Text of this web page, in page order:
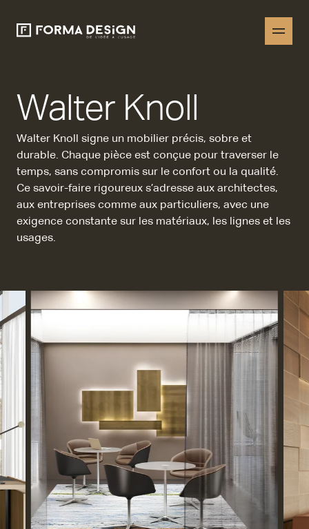
Walter Knoll
Walter Knoll signe un mobilier précis, sobre et
durable. Chaque pièce est conçue pour traverser le
temps, sans compromis sur le confort ou la qualité.
Ce savoir-faire rigoureux s’adresse aux architectes,
aux entreprises comme aux particuliers, avec une
exigence constante sur les matériaux, les lignes et les
usages.